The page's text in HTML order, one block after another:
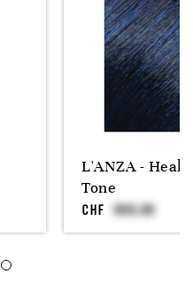
L'ANZA -
Tone
CHF